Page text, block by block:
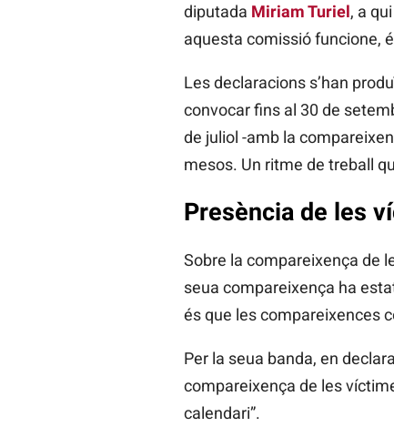
diputada Miriam Turiel, a
aquesta comissió funcione,
Les declaracions s’han
convocar fins al 30 de
de juliol -amb la
mesos. Un ritme de treball
Presència de les
Sobre la compareixença de
seua compareixença ha
és que les compareixences
Per la seua banda, en
compareixença de les
calendari”.